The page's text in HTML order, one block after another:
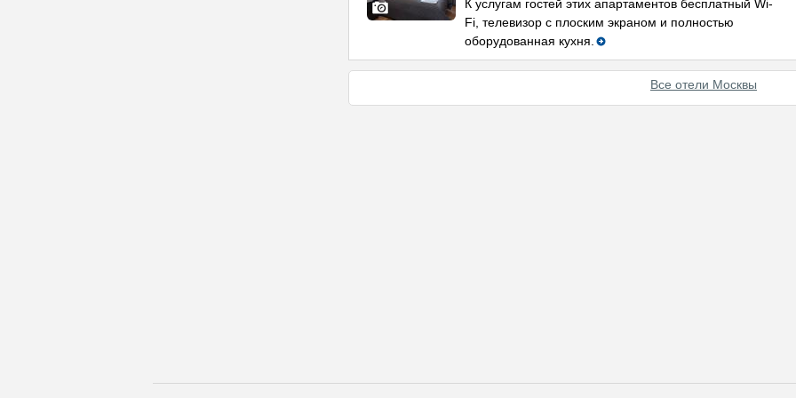
К услугам гостей этих апартаментов бесплатный Wi-
Fi, телевизор с плоским экраном и полностью
оборудованная кухня.
Все отели Москвы